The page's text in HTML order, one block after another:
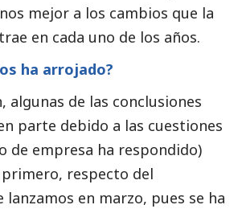
mejor a los cambios que la
en cada uno de los años.
ha arrojado?
algunas de las conclusiones
parte debido a las cuestiones
de empresa ha respondido)
respecto del
en marzo, pues se ha